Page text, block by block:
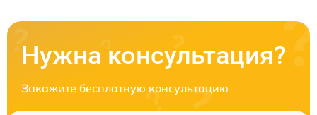
Нужна консультация?
Закажите бесплатную консультацию